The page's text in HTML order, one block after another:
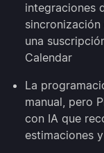
integraciones
una
Calendar
La
manual, pero
con IA que
estimaciones